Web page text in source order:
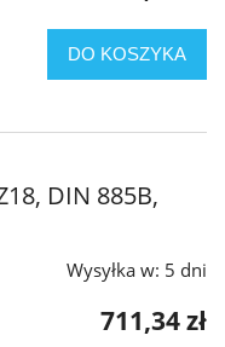
DO KOSZYKA
DIN 885B,
Wysyłka w: 5 dni
711,34 zł